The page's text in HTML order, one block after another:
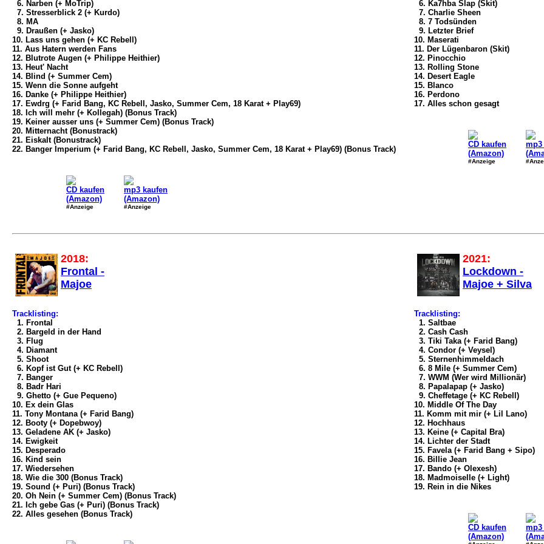
6. Narben (+ MoTrip)
7. Stresserblick 2 (+ Kurdo)
8. MA
9. Draußen (+ Jasko)
10. Lass uns gehen (+ KC Rebell)
11. Aus Hatern werden Fans
12. Blutrote Augen (+ Philippe Heithier)
13. Heut' Nacht
14. Blind (+ Summer Cem)
15. Wenn die Sonne aufgeht
16. Danke (+ Philippe Heithier)
17. Ewdrg (+ Farid Bang, KC Rebell, Jasko, Summer Cem, 18 Karat + Play69)
18. Ich will mehr (+ Kollegah) (Bonus Track)
19. Keiner ausser uns (+ Summer Cem) (Bonus Track)
20. Mitternacht (Bonustrack)
21. Eiskalt (Bonustrack)
22. Banger Imperium (+ Farid Bang, KC Rebell, Jasko, Summer Cem, 18 Karat + Play69) (Bonus Track)
CD kaufen
(Amazon)
#Anzeige
mp3 kaufen
(Amazon)
#Anzeige
6. Ka7hba Slap (Skit)
7. Charlie Sheen
8. 7 Todsünden
9. Letzter Brief
10. Maserati
11. Der Lügenbaron (Skit)
12. Pinocchio
13. Rolling Stone
14. Desert Eagle
15. Blanco
16. Perdono
17. Alles schon gesagt
CD kaufen
(Amazon)
#Anzeige
mp3
2018:
Frontal -
Majoe
Tracklisting:
1. Frontal
2. Bargeld in der Hand
3. Flug
4. Diamant
5. Shoot
6. Kopf ist Gut (+ KC Rebell)
7. Banger
8. Badr Hari
9. Ghetto (+ Gue Pequeno)
10. Ex dein Glas
11. Tony Montana (+ Farid Bang)
12. Booty (+ Dopebwoy)
13. Geladene AK (+ Jasko)
14. Ewigkeit
15. Desperado
16. Kind sein
17. Wiedersehen
18. Wie die 300 (Bonus Track)
19. Sound (+ Puri) (Bonus Track)
20. Oh Nein (+ Summer Cem) (Bonus Track)
21. Ich gebe Gas (+ Puri) (Bonus Track)
22. Alles gesehen (Bonus Track)
2021:
Lockdown -
Majoe + Silva
Tracklisting:
1. Saltbae
2. Cash Cash
3. Tiki Taka (+ Farid Bang)
4. Condor (+ Veysel)
5. Sternenhimmeldach
6. 8 Mile (+ Summer Cem)
7. WWM (Wer wird Millionär)
8. Papalapap (+ Jasko)
9. Cheffetage (+ KC Rebell)
10. Middle Of The Day
11. Komm mit mir (+ Lil Lano)
12. Hochhaus
13. Keine (+ Capital Bra)
14. Lichter der Stadt
15. Favela (+ Farid Bang + Sipo)
16. Billie Jean
17. Bando (+ Olexesh)
18. Madmoiselle (+ Light)
19. Rein in die Nikes
CD kaufen
(Amazon)
mp3